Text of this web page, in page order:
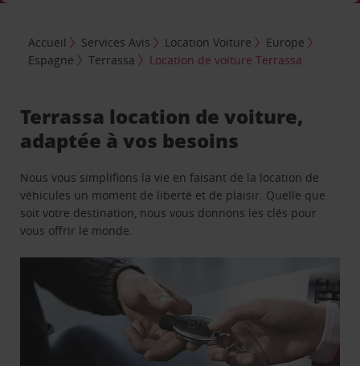
Accueil Services Avis Location Voiture
Europe
Espagne
Terrassa Location de voiture Terrassa
Terrassa location de voiture,
adaptée à vos besoins
Nous vous simplifions la vie en faisant de la location de
véhicules un moment de liberté et de plaisir. Quelle que
soit votre destination, nous vous donnons les clés pour
vous offrir le monde.